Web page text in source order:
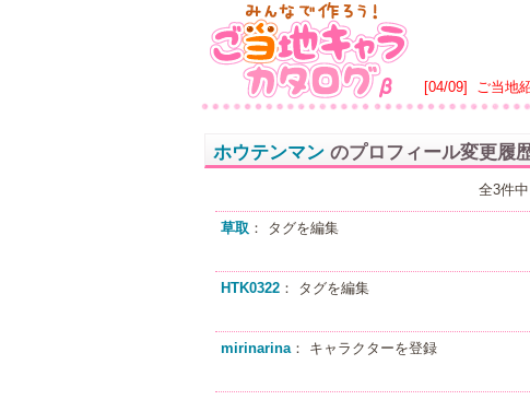
[04/09] ご当地
ホウテンマン のプロフィール変更履
全3件
草取 ： タグを編集
HTK0322 ： タグを編集
mirinarina： キャラクターを登録